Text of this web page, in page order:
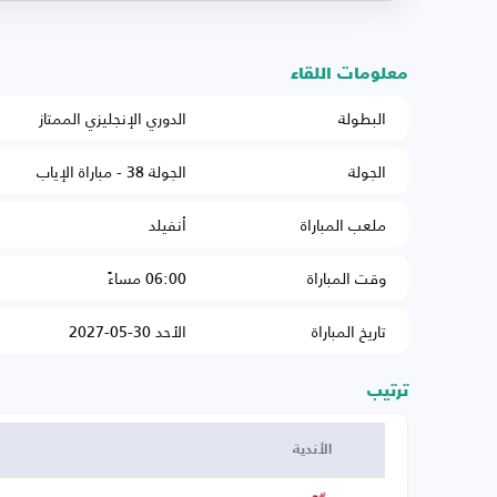
معلومات اللقاء
البطولة
الدوري الإنجليزي الممتاز
الجولة
الجولة 38 - مباراة الإياب
ملعب المباراة
أنفيلد
وقت المباراة
06:00 مساءً
تاريخ المباراة
الأحد 30-05-2027
ترتيب
الأندية